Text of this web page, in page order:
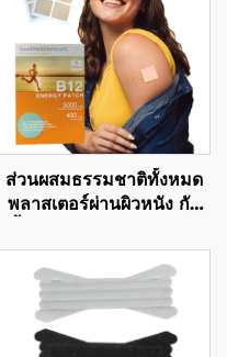
ส่วนผสมธรรมชาติทั้งหมด
พลาสเตอร์ผ่านผิวหนัง กัน
วิตามิน B12 เพื่อเช้าวันใหม่
ที่ดีกว่า